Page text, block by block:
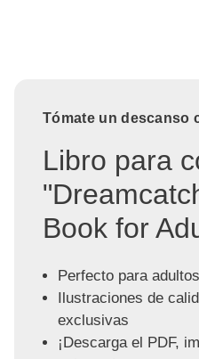
Tómate un descanso
Libro para
Book for
Perfecto para
Ilustraciones de
exclusivas
¡Descarga el PDF,